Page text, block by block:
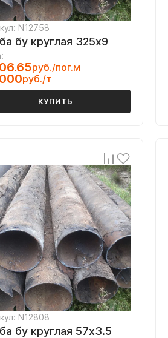
N12758
бу круглая 325х9
руб./пог.м
руб./т
КУПИТЬ
N12808
бу круглая 57х3.5